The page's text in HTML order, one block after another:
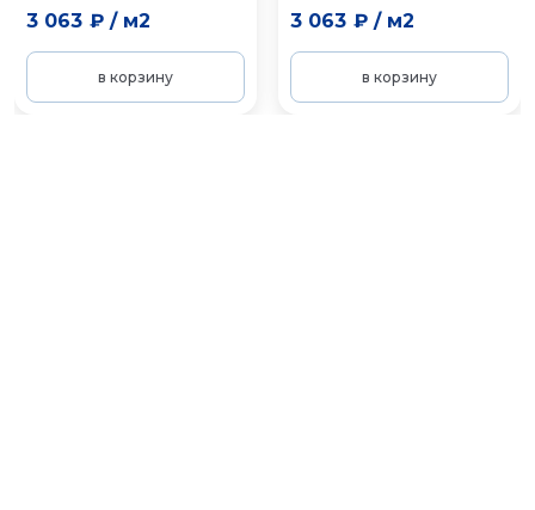
3 063 ₽/ м2
в корзину
3 063 ₽/ м2
в корзину